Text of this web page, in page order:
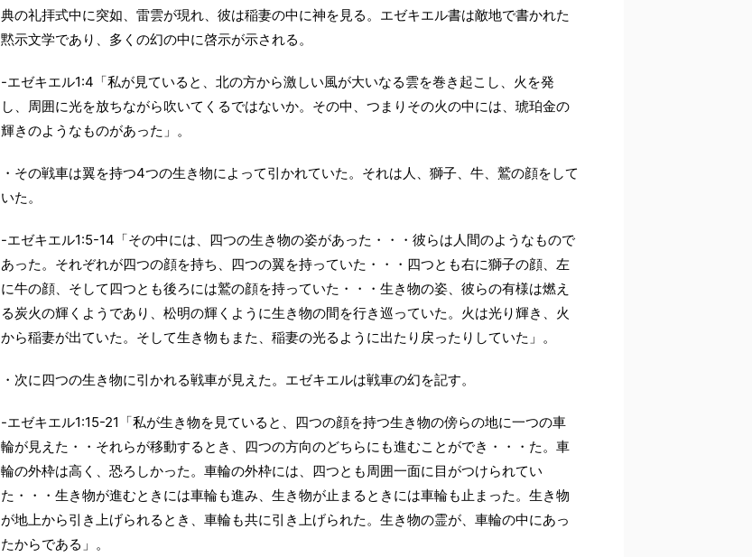
典の礼拝式中に突如、雷雲が現れ、彼は稲妻の中に神を見る。エゼキエル書は敵地で書かれた
黙示文学であり、多くの幻の中に啓示が示される。
-エゼキエル1:4「私が見ていると、北の方から激しい風が大いなる雲を巻き起こし、火を発
し、周囲に光を放ちながら吹いてくるではないか。その中、つまりその火の中には、琥珀金の
輝きのようなものがあった」。
・その戦車は翼を持つ4つの生き物によって引かれていた。それは人、獅子、牛、鷲の顔をして
いた。
-エゼキエル1:5-14「その中には、四つの生き物の姿があった・・・彼らは人間のようなもので
あった。それぞれが四つの顔を持ち、四つの翼を持っていた・・・四つとも右に獅子の顔、左
に牛の顔、そして四つとも後ろには鷲の顔を持っていた・・・生き物の姿、彼らの有様は燃え
る炭火の輝くようであり、松明の輝くように生き物の間を行き巡っていた。火は光り輝き、火
から稲妻が出ていた。そして生き物もまた、稲妻の光るように出たり戻ったりしていた」。
・次に四つの生き物に引かれる戦車が見えた。エゼキエルは戦車の幻を記す。
-エゼキエル1:15-21「私が生き物を見ていると、四つの顔を持つ生き物の傍らの地に一つの車
輪が見えた・・それらが移動するとき、四つの方向のどちらにも進むことができ・・・た。車
輪の外枠は高く、恐ろしかった。車輪の外枠には、四つとも周囲一面に目がつけられてい
た・・・生き物が進むときには車輪も進み、生き物が止まるときには車輪も止まった。生き物
が地上から引き上げられるとき、車輪も共に引き上げられた。生き物の霊が、車輪の中にあっ
たからである」。